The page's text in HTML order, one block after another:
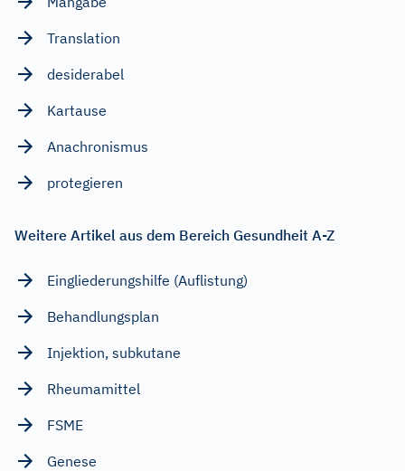
Translation
desiderabel
Kartause
Anachronismus
protegieren
Weitere Artikel aus dem Bereich Gesundheit A-Z
Eingliederungshilfe (Auflistung)
Behandlungsplan
Injektion, subkutane
Rheumamittel
FSME
Genese